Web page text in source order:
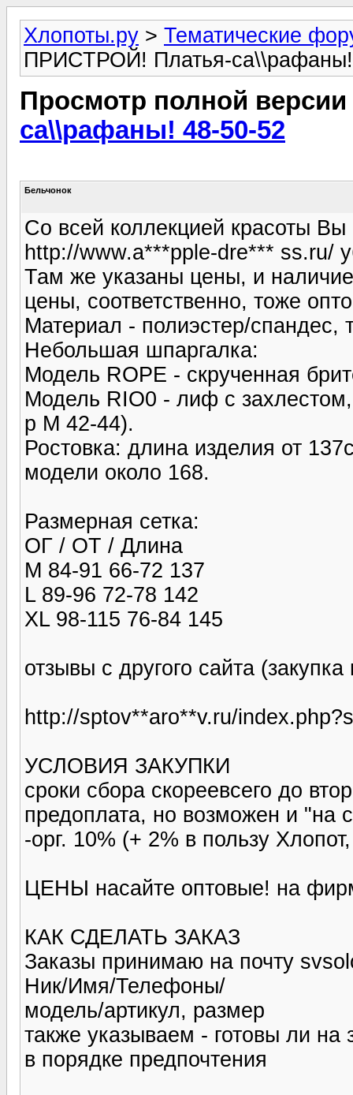
Хлопоты.ру > Тематические
ПРИСТРОЙ! Платья-са\\рафаны!
Просмотр полной
са\\рафаны! 48-50-52
Бельчонок
Со всей коллекцией красоты
http://www.a***pple-dre*** ss.ru/
Там же указаны цены, и
цены, соответственно, тоже
Материал - полиэстер/спандес,
Небольшая шпаргалка:
Модель ROPE - скрученная
Модель RIO0 - лиф с
р М 42-44).
Ростовка: длина изделия от
модели около 168.
Размерная сетка:
ОГ / ОТ / Длина
M 84-91 66-72 137
L 89-96 72-78 142
XL 98-115 76-84 145
отзывы с другого сайта
http://sptov**aro**v.ru/
УСЛОВИЯ ЗАКУПКИ
сроки сбора скореевсего до
предоплата, но возможен и "на
-орг. 10% (+ 2% в пользу
ЦЕНЫ насайте оптовые! на
КАК СДЕЛАТЬ ЗАКАЗ
Заказы принимаю на почту
Ник/Имя/Телефоны/
модель/артикул, размер
также указываем - готовы ли
в порядке предпочтения